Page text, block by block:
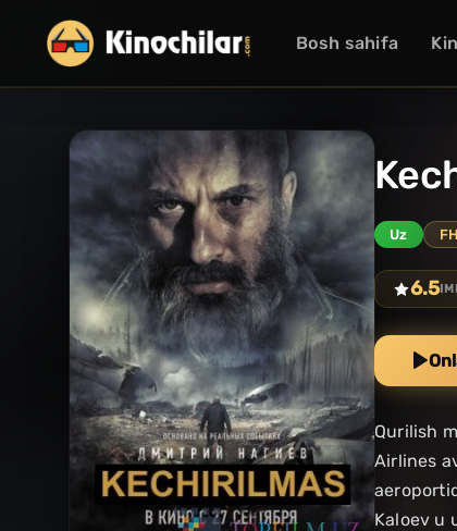
Bosh sahifa
Uz
6.5
Qurilish
Airlines
Kaloev u